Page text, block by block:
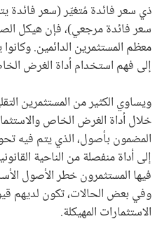
ذي سعر فائدة مُتغيِّر (سعر فائدة
سعر فائدة مرجعي)، فإن هيكل
معظم المستثمرين الدائمين.
إلى فهم استخدام أداة الغرض
ويساوي الكثير من المستثمرين
خلال أداة الغرض الخاص
المضمون بأصول، الذي يتم فيه
إلى أداة منفصلة من الناحية
فيها المستثمرون خطر الأصول
وفي بعض الحالات، تكون لديهم
الاستثمارات المهيكلة.